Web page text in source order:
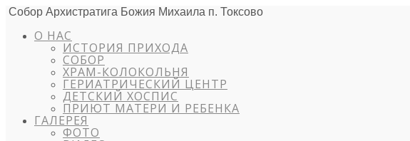
Собор Архистратига Божия Михаила п. Токсово
О НАС
ИСТОРИЯ ПРИХОДА
СОБОР
ХРАМ-КОЛОКОЛЬНЯ
ГЕРИАТРИЧЕСКИЙ ЦЕНТР
ДЕТСКИЙ ХОСПИС
ПРИЮТ МАТЕРИ И РЕБЕНКА
ГАЛЕРЕЯ
ФОТО